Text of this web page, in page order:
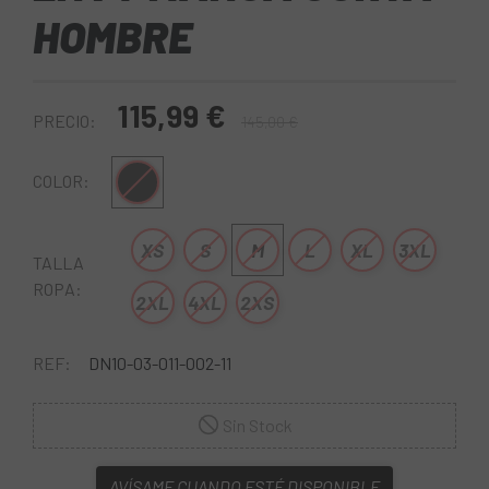
HOMBRE
PRECIO: 115,99 €
COLOR: Negro
TALLA
ROPA:
XS S M L XL 3XL
2XL 4XL 2XS
REF: DN10-03-011-002-11